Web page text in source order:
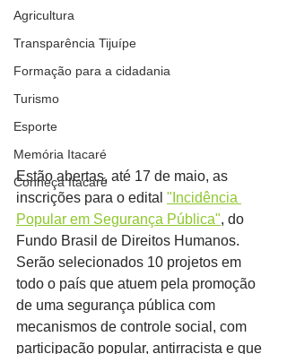
Agricultura
Transparência Tijuípe
Formação para a cidadania
Turismo
Esporte
Memória Itacaré
Conheça Itacaré
Estão abertas, até 17 de maio, as
inscrições para o edital "Incidência
Popular em Segurança Pública", do
Fundo Brasil de Direitos Humanos.
Serão selecionados 10 projetos em
todo o país que atuem pela promoção
de uma segurança pública com
mecanismos de controle social, com
participação popular, antirracista e que